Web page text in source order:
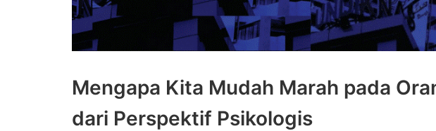
Mengapa Kita Mudah Marah pada
dari Perspektif Psikologis